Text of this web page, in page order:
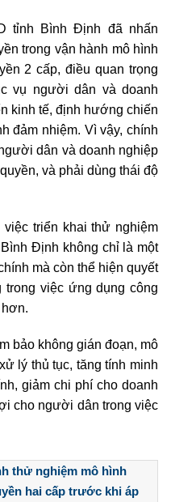
tỉnh Bình Định đã nhấn
trong vận hành mô hình
2 cấp, điều quan trọng
vụ người dân và doanh
kinh tế, định hướng chiến
đảm nhiệm. Vì vậy, chính
dân và doanh nghiệp
và phải dùng thái độ
triển khai thử nghiệm
Định không chỉ là một
mà còn thể hiện quyết
việc ứng dụng công
bảo không gián đoạn, mô
lý thủ tục, tăng tính minh
giảm chi phí cho doanh
cho người dân trong việc
thử nghiệm mô hình
hai cấp trước khi áp